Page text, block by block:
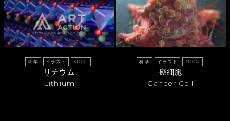
科学 イラスト 3DCG
リチウム
Lithium
科学 イラスト 3DCG
癌細胞
Cancer Cell